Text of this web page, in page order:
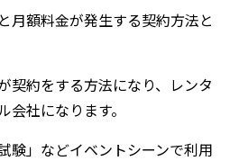
月額料金が発生する契約方法と
契約をする方法になり、レンタ
社になります。
験」などイベントシーンで利用